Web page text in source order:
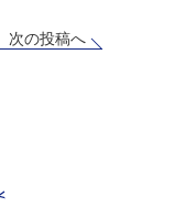
次の投稿へ